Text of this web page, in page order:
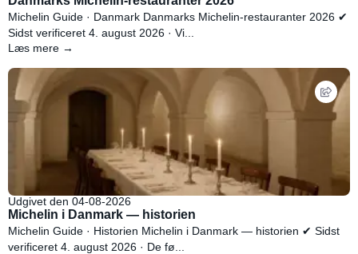
Michelin Guide · Danmark Danmarks Michelin-restauranter 2026 ✔
Sidst verificeret 4. august 2026 · Vi...
Læs mere →
Udgivet den 04-08-2026
Michelin i Danmark — historien
Michelin Guide · Historien Michelin i Danmark — historien ✔ Sidst
verificeret 4. august 2026 · De fø...